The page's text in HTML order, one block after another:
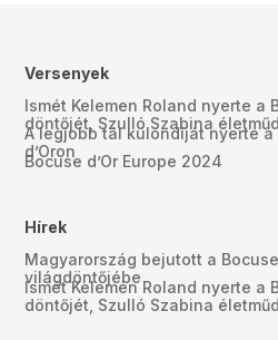
Versenyek
Ismét Kelemen Roland nyerte a
döntőjét, Szulló Szabina
A legjobb tál különdíját nyerte a
d’Oron
Bocuse d’Or Europe 2024
Hírek
Magyarország bejutott a Bocuse
világdöntőjébe
Ismét Kelemen Roland nyerte a
döntőjét, Szulló Szabina